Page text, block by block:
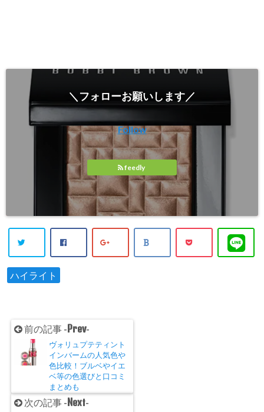
＼フォローお願いします／
Follow
feedly
ハイライト
前の記事 -Prev-
ヴォリュプテティント
インバームの人気色や
色比較！ブルベやイエ
ベ等の色選びと口コミ
まとめも
次の記事 -Next-